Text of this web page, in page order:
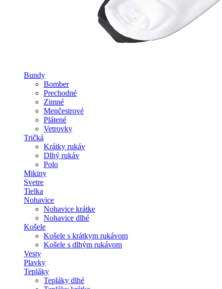
Bundy
Bomber
Prechodné
Zimné
Menčestrové
Plátené
Vetrovky
Tričká
Krátky rukáv
Dlhý rukáv
Polo
Mikiny
Svetre
Tielka
Nohavice
Nohavice krátke
Nohavice dlhé
Košele
Košele s krátkym rukávom
Košele s dlhým rukávom
Vesty
Plavky
Tepláky
Tepláky dlhé